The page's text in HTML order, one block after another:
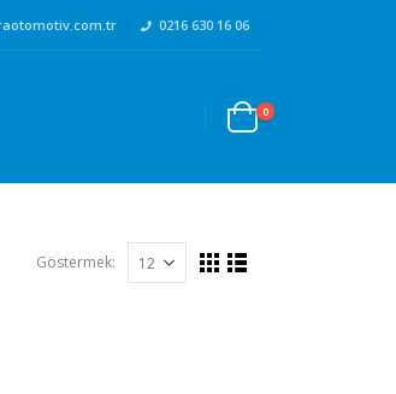
0216 630 16 06
0
Göstermek: